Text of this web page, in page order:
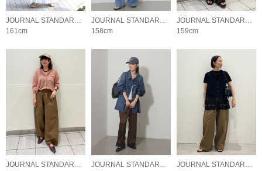
JOURNAL STANDARD relume LADYS
161cm
JOURNAL STANDARD relume LADYS
158cm
JOURNAL STANDARD relume LADYS
159cm